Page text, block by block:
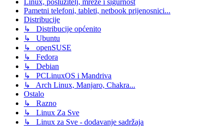
Linux, poslužitelj, mreže i sigurnost
Pametni telefoni, tableti, netbook prijenosnici...
Distribucije
↳ Distribucije općenito
↳ Ubuntu
↳ openSUSE
↳ Fedora
↳ Debian
↳ PCLinuxOS i Mandriva
↳ Arch Linux, Manjaro, Chakra...
Ostalo
↳ Razno
↳ Linux Za Sve
↳ Linux za Sve - dodavanje sadržaja